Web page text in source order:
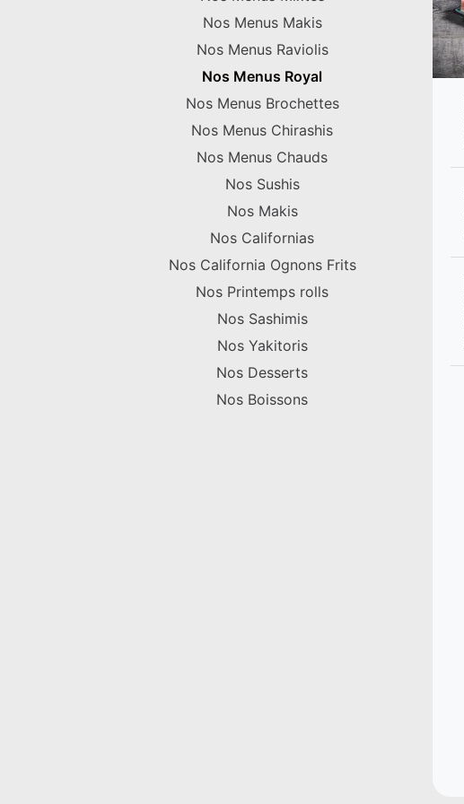
Nos Menus Makis
Nos Menus Raviolis
Nos Menus Royal
Nos Menus Brochettes
Nos Menus Chirashis
Nos Menus Chauds
Nos Sushis
Nos Makis
Nos Californias
Nos California Ognons Frits
Nos Printemps rolls
Nos Sashimis
Nos Yakitoris
Nos Desserts
Nos Boissons